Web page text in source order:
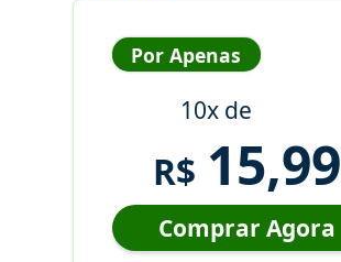
Por Apenas
10x de
R$ 15,99
Comprar Agora